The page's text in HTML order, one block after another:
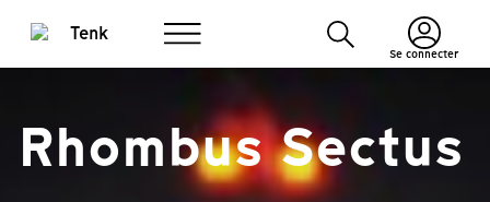
Se connecter
Rhombus Sectus